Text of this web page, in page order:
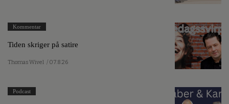
Kommentar
Tiden skriger på satire
Thomas Wivel / 07.8.26
Podcast